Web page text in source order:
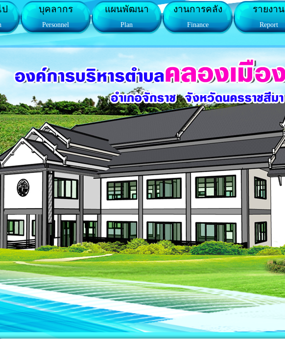
ป บุคลากร
Personnel
แผนพัฒนา
Plan
งานการคลัง
Finance
รายงาน
Report